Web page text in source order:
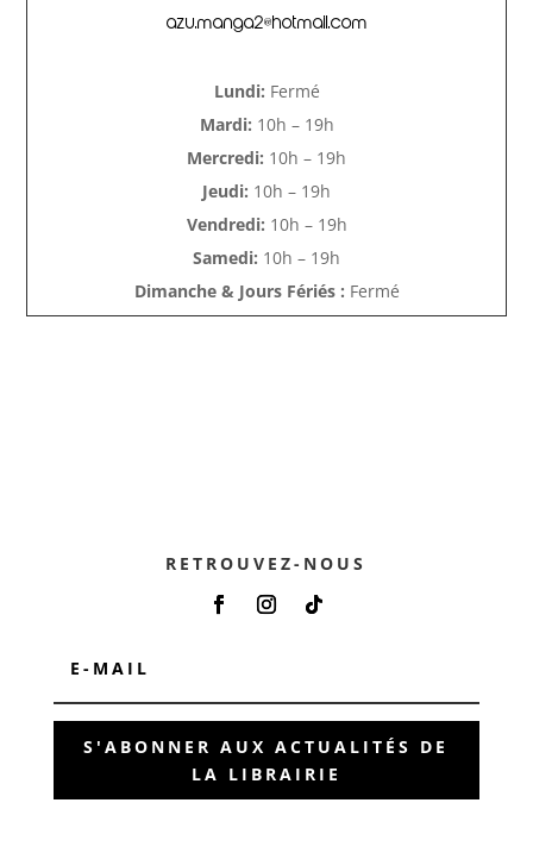
azu.manga2@hotmail.com
Lundi: Fermé
Mardi: 10h – 19h
Mercredi: 10h – 19h
Jeudi: 10h – 19h
Vendredi: 10h – 19h
Samedi: 10h – 19h
Dimanche & Jours Fériés : Fermé
RETROUVEZ-NOUS
S'ABONNER AUX ACTUALITÉS DE
LA LIBRAIRIE